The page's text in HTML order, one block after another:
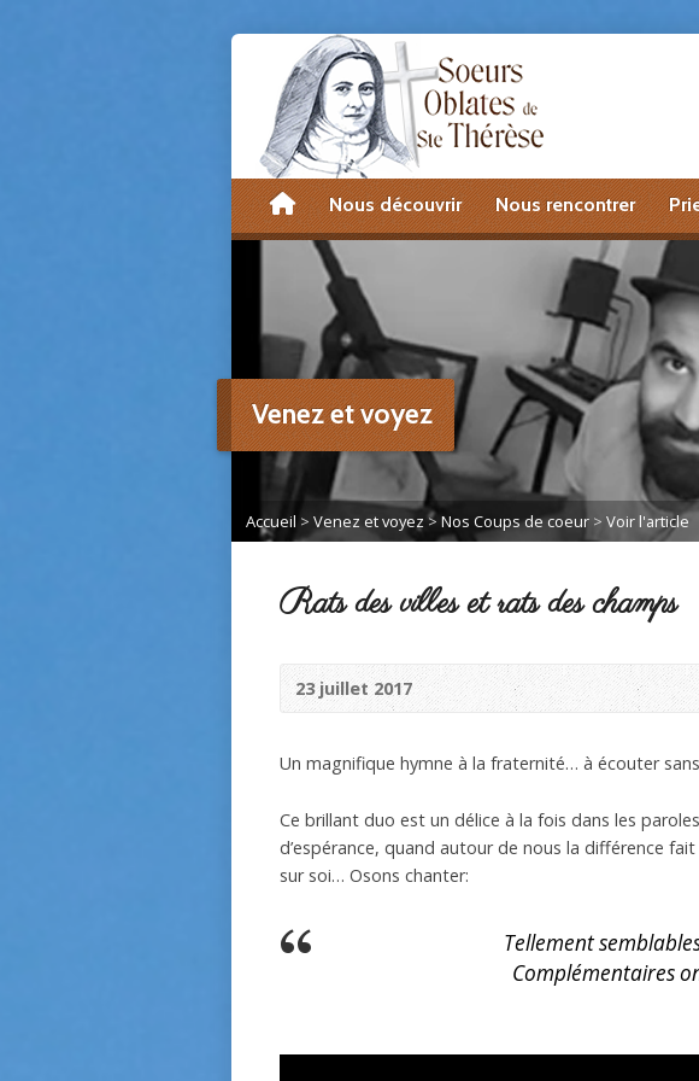
accueilNous découvrir Nous rencontrer
Venez et voyez
Accueil > Venez et voyez > Nos Coups de coeur > Voir l'article
Rats des villes et rats des champs
23 juillet 2017
Un magnifique hymne à la fraternité… à écouter
Ce brillant duo est un délice à la fois dans les
d’espérance, quand autour de nous la différence
sur soi… Osons chanter:
Tellement
Complémentaires